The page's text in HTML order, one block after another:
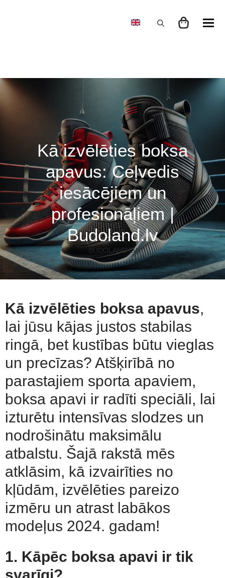
Kā izvēlēties boksa
apavus: Ceļvedis
iesācējiem un
profesionāļiem |
Budoland.lv
BUDOLAND.LV
Kā izvēlēties boksa apavus,
lai jūsu kājas justos stabilas
ringā, bet kustības būtu vieglas
un precīzas? Atšķirībā no
parastajiem sporta apaviem,
boksa apavi ir radīti speciāli, lai
izturētu intensīvas slodzes un
nodrošinātu maksimālu
atbalstu. Šajā rakstā mēs
atklāsim, kā izvairīties no
kļūdām, izvēlēties pareizo
izmēru un atrast labākos
modeļus 2024. gadam!
1. Kāpēc boksa apavi ir tik
svarīgi?